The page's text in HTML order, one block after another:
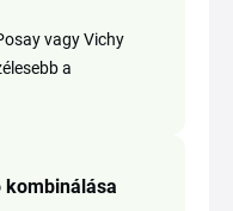
vagy Vichy
a
kombinálása